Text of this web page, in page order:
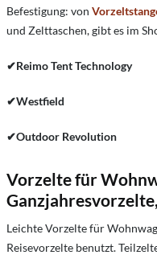
Befestigung: von
und Zelttaschen, gibt es im
✔Reimo Tent Technology
✔Westfield
✔Outdoor Revolution
Vorzelte für
Leichte Vorzelte für
Reisevorzelte benutzt.